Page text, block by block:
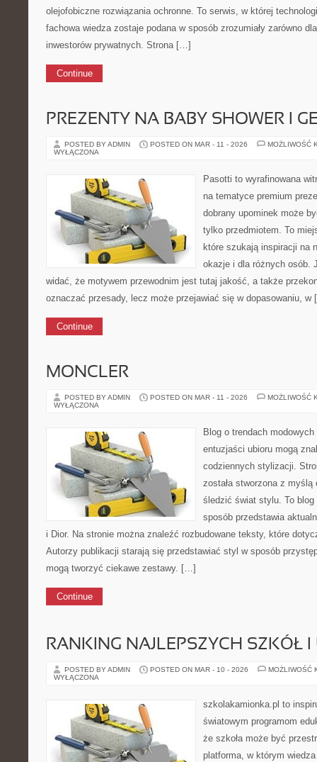
olejofobiczne rozwiązania ochronne. To serwis, w której
fachowa wiedza zostaje podana w sposób zrozumiały zarówno
inwestorów prywatnych. Strona […]
Continue
PREZENTY NA BABY SHOWER I
POSTED BY ADMIN POSTED ON MAR - 11 - 2026
MOŻLIWOŚĆ
WYŁĄCZONA
Pasotti to wyrafinowana
na tematyce premium
dobrany upominek może
tylko przedmiotem. To
które szukają inspiracji na
okazje i dla różnych osób.
widać, że motywem przewodnim jest tutaj jakość, a także
oznaczać przesady, lecz może przejawiać się w dopasowaniu,
Continue
MONCLER
POSTED BY ADMIN POSTED ON MAR - 11 - 2026
MOŻLIWOŚĆ
WYŁĄCZONA
Blog o trendach
entuzjaści ubioru mogą
codziennych stylizacji.
została stworzona z
śledzić świat stylu. To
sposób przedstawia
i Dior. Na stronie można znaleźć rozbudowane teksty, które
Autorzy publikacji starają się przedstawiać styl w sposób
mogą tworzyć ciekawe zestawy. […]
Continue
RANKING NAJLEPSZYCH SZKÓŁ I
POSTED BY ADMIN POSTED ON MAR - 10 - 2026
MOŻLIWOŚĆ
WYŁĄCZONA
szkolakamionka.pl to
światowym programom
że szkoła może być
platforma, w którym